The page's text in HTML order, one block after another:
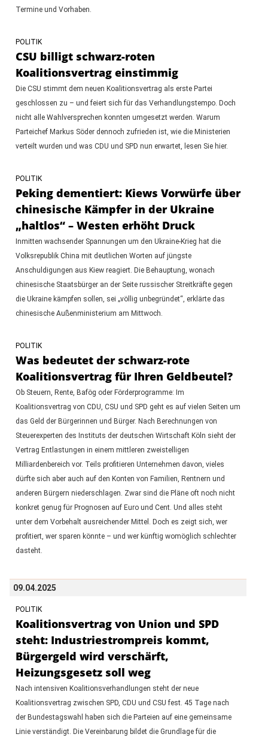
Termine und Vorhaben.
POLITIK
CSU billigt schwarz-roten
Koalitionsvertrag einstimmig
Die CSU stimmt dem neuen Koalitionsvertrag als erste Partei
geschlossen zu – und feiert sich für das Verhandlungstempo. Doch
nicht alle Wahlversprechen konnten umgesetzt werden. Warum
Parteichef Markus Söder dennoch zufrieden ist, wie die Ministerien
verteilt wurden und was CDU und SPD nun erwartet, lesen Sie hier.
POLITIK
Peking dementiert: Kiews Vorwürfe über
chinesische Kämpfer in der Ukraine
„haltlos“ – Westen erhöht Druck
Inmitten wachsender Spannungen um den Ukraine-Krieg hat die
Volksrepublik China mit deutlichen Worten auf jüngste
Anschuldigungen aus Kiew reagiert. Die Behauptung, wonach
chinesische Staatsbürger an der Seite russischer Streitkräfte gegen
die Ukraine kämpfen sollen, sei „völlig unbegründet“, erklärte das
chinesische Außenministerium am Mittwoch.
POLITIK
Was bedeutet der schwarz-rote
Koalitionsvertrag für Ihren Geldbeutel?
Ob Steuern, Rente, Bafög oder Förderprogramme: Im
Koalitionsvertrag von CDU, CSU und SPD geht es auf vielen Seiten um
das Geld der Bürgerinnen und Bürger. Nach Berechnungen von
Steuerexperten des Instituts der deutschen Wirtschaft Köln sieht der
Vertrag Entlastungen in einem mittleren zweistelligen
Milliardenbereich vor. Teils profitieren Unternehmen davon, vieles
dürfte sich aber auch auf den Konten von Familien, Rentnern und
anderen Bürgern niederschlagen. Zwar sind die Pläne oft noch nicht
konkret genug für Prognosen auf Euro und Cent. Und alles steht
unter dem Vorbehalt ausreichender Mittel. Doch es zeigt sich, wer
profitiert, wer sparen könnte – und wer künftig womöglich schlechter
dasteht.
09.04.2025
POLITIK
Koalitionsvertrag von Union und SPD
steht: Industriestrompreis kommt,
Bürgergeld wird verschärft,
Heizungsgesetz soll weg
Nach intensiven Koalitionsverhandlungen steht der neue
Koalitionsvertrag zwischen SPD, CDU und CSU fest. 45 Tage nach
der Bundestagswahl haben sich die Parteien auf eine gemeinsame
Linie verständigt. Die Vereinbarung bildet die Grundlage für die